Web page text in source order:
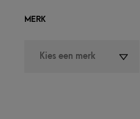
MERK
Kies een merk